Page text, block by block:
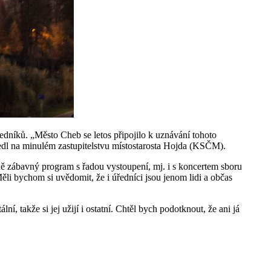
„Město Cheb se letos připojilo k uznávání tohoto
na minulém zastupitelstvu místostarosta Hojda (KSČM).
zábavný program s řadou vystoupení, mj. i s koncertem sboru
bychom si uvědomit, že i úředníci jsou jenom lidi a občas
takže si jej užijí i ostatní. Chtěl bych podotknout, že ani já